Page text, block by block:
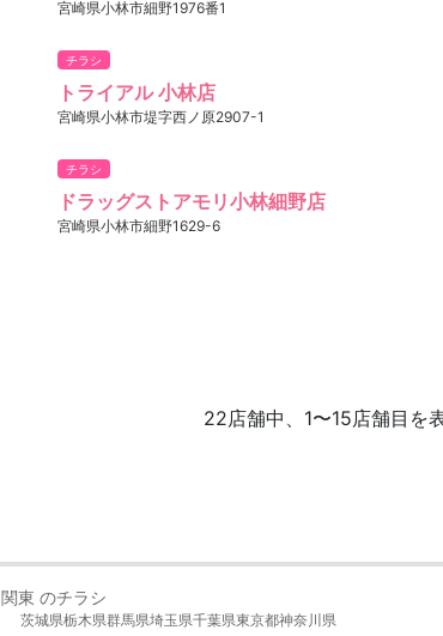
宮崎県小林市細野1976番1
チラシ
トライアル 小林店
宮崎県小林市堤字西ノ原2907-1
チラシ
ドラッグストアモリ小林細野店
宮崎県小林市細野1629-6
22店舗中、1〜15店舗目を
関東 のチラシ
茨城県栃木県群馬県埼玉県千葉県東京都神奈川県